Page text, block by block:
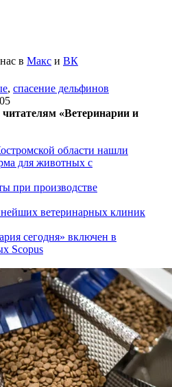
в Макс и ВК
, спасение дельфинов
«Ветеринарии и
области нашли
для животных с
при производстве
ветеринарных клиник
сегодня» включен в
Scopus